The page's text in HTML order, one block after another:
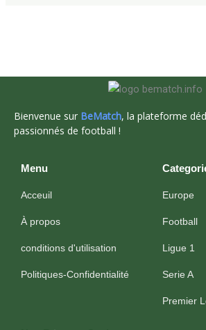
Bienvenue sur BeMatch, la plateforme
passionnés de football !
Menu
Acceuil
À propos
conditions d'utilisation
Politiques-Confidentialité
Europe
Football
Ligue 1
Serie A
Premier